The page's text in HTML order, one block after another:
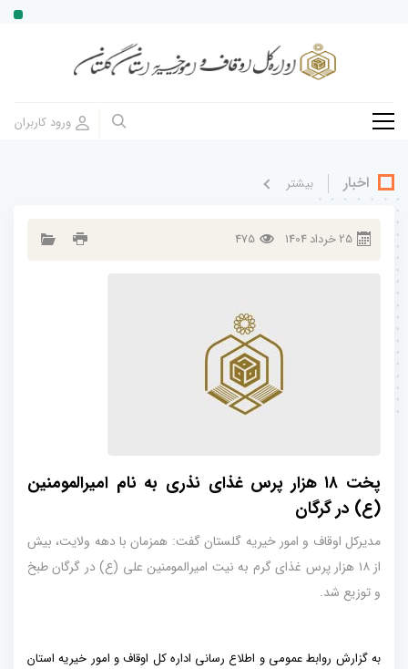
اخبار بيشتر
25خرداد1404
475
پخت ۱۸ هزار پرس غذای نذری به نام امیرالمومنین
(ع) در گرگان
مدیرکل اوقاف و امور خیریه گلستان گفت: همزمان با دهه ولایت، بیش
از ۱۸ هزار پرس غذای گرم به نیت امیرالمومنین علی (ع) در گرگان طبخ
و توزیع شد.
به گزارش روابط عمومی و اطلاع رسانی اداره کل اوقاف و امور خیریه استان